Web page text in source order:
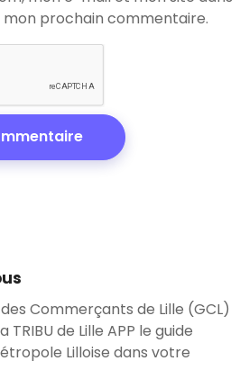
prochain commentaire.
Commerçants de Lille (GCL)
TRIBU de Lille APP le guide
Lilloise dans votre